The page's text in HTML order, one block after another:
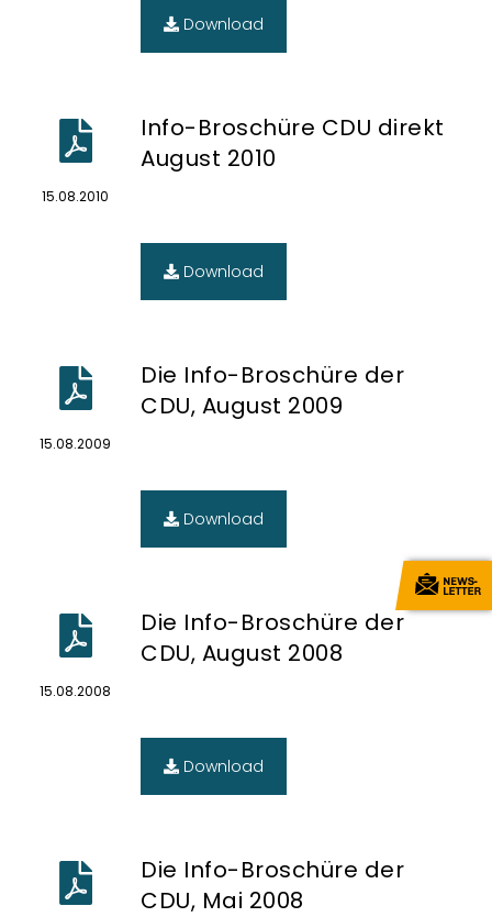
Download
15.08.2010
Info-Broschüre CDU direkt
August 2010
Download
15.08.2009
Die Info-Broschüre der
CDU, August 2009
Download
15.08.2008
Die Info-Broschüre der
CDU, August 2008
Download
Die Info-Broschüre der
CDU, Mai 2008